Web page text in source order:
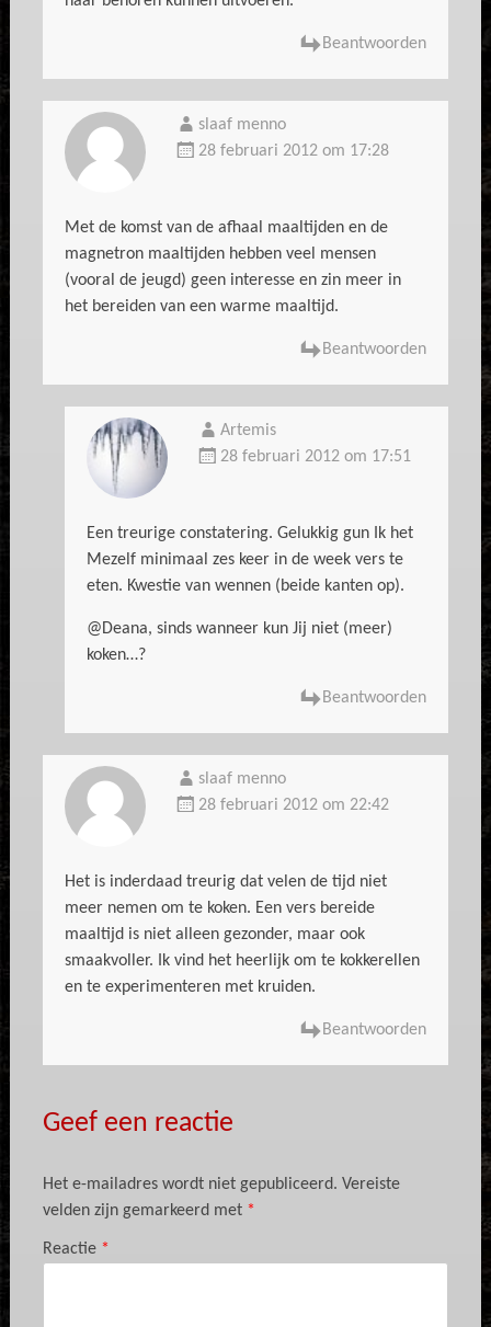
Beantwoorden
slaaf menno
28 februari 2012 om 17:28
Met de komst van de afhaal maaltijden en de
magnetron maaltijden hebben veel mensen
(vooral de jeugd) geen interesse en zin meer in
het bereiden van een warme maaltijd.
Beantwoorden
Artemis
28 februari 2012 om 17:51
Een treurige constatering. Gelukkig gun Ik het
Mezelf minimaal zes keer in de week vers te
eten. Kwestie van wennen (beide kanten op).
@Deana, sinds wanneer kun Jij niet (meer)
koken…?
Beantwoorden
slaaf menno
28 februari 2012 om 22:42
Het is inderdaad treurig dat velen de tijd niet
meer nemen om te koken. Een vers bereide
maaltijd is niet alleen gezonder, maar ook
smaakvoller. Ik vind het heerlijk om te kokkerellen
en te experimenteren met kruiden.
Beantwoorden
Geef een reactie
Het e-mailadres wordt niet gepubliceerd. Vereiste
velden zijn gemarkeerd met *
Reactie *